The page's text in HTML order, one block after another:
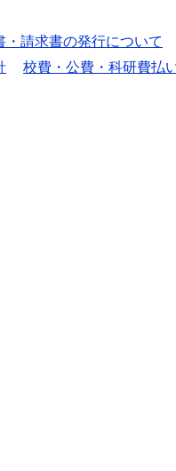
・請求書の発行について
校費・公費・科研費払